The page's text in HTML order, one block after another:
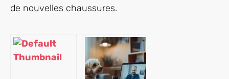
de nouvelles chaussures.